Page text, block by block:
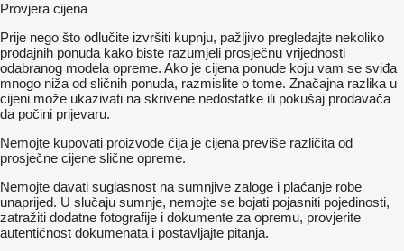
Provjera cijena
Prije nego što odlučite izvršiti kupnju, pažljivo pregledajte nekoliko
prodajnih ponuda kako biste razumjeli prosječnu vrijednosti
odabranog modela opreme. Ako je cijena ponude koju vam se sviđa
mnogo niža od sličnih ponuda, razmislite o tome. Značajna razlika u
cijeni može ukazivati ​​na skrivene nedostatke ili pokušaj prodavača
da počini prijevaru.
Nemojte kupovati proizvode čija je cijena previše različita od
prosječne cijene slične opreme.
Nemojte davati suglasnost na sumnjive zaloge i plaćanje robe
unaprijed. U slučaju sumnje, nemojte se bojati pojasniti pojedinosti,
zatražiti dodatne fotografije i dokumente za opremu, provjerite
autentičnost dokumenata i postavljajte pitanja.